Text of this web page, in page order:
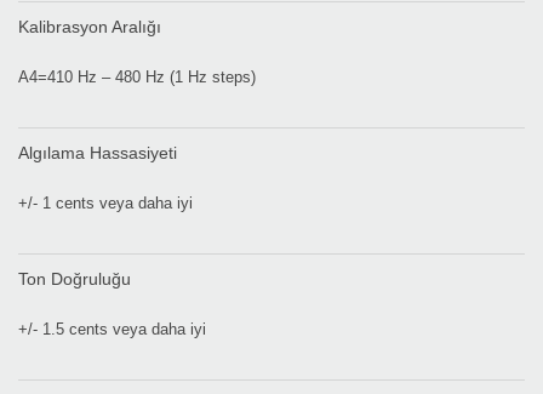
Kalibrasyon Aralığı
A4=410 Hz – 480 Hz (1 Hz steps)
Algılama Hassasiyeti
+/- 1 cents veya daha iyi
Ton Doğruluğu
+/- 1.5 cents veya daha iyi